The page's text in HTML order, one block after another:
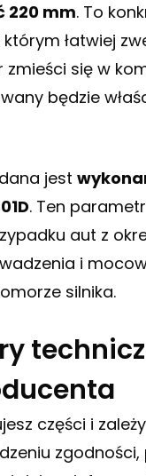
220 mm. To
łatwiej
się w
będzie
jest
. Ten
aut z
i
silnika.
części i
zgodności,